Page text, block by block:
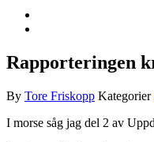
Rapporteringen
By Tore Friskopp Kategorier
I morse såg jag del 2 av